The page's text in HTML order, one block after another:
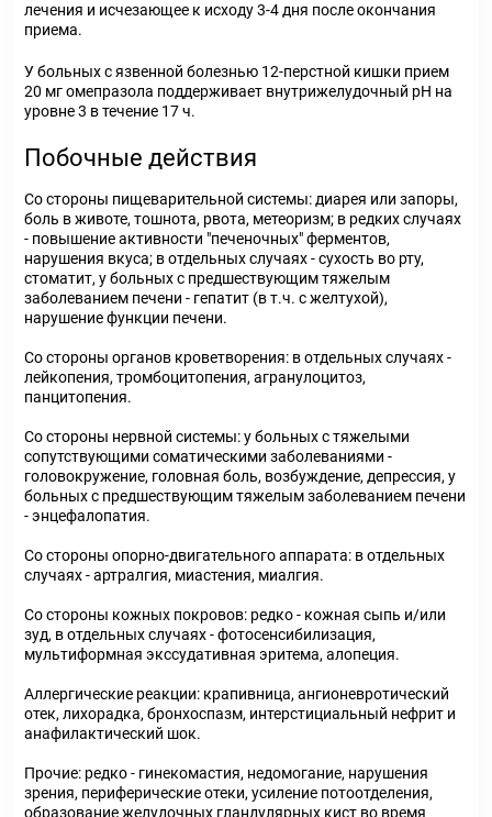
лечения и исчезающее к исходу 3-4 дня после окончания
приема.
У больных с язвенной болезнью 12-перстной кишки прием
20 мг омепразола поддерживает внутрижелудочный pH на
уровне 3 в течение 17 ч.
Побочные действия
Со стороны пищеварительной системы: диарея или запоры,
боль в животе, тошнота, рвота, метеоризм; в редких случаях
- повышение активности "печеночных" ферментов,
нарушения вкуса; в отдельных случаях - сухость во рту,
стоматит, у больных с предшествующим тяжелым
заболеванием печени - гепатит (в т.ч. с желтухой),
нарушение функции печени.
Со стороны органов кроветворения: в отдельных случаях -
лейкопения, тромбоцитопения, агранулоцитоз,
панцитопения.
Со стороны нервной системы: у больных с тяжелыми
сопутствующими соматическими заболеваниями -
головокружение, головная боль, возбуждение, депрессия, у
больных с предшествующим тяжелым заболеванием печени
- энцефалопатия.
Со стороны опорно-двигательного аппарата: в отдельных
случаях - артралгия, миастения, миалгия.
Со стороны кожных покровов: редко - кожная сыпь и/или
зуд, в отдельных случаях - фотосенсибилизация,
мультиформная экссудативная эритема, алопеция.
Аллергические реакции: крапивница, ангионевротический
отек, лихорадка, бронхоспазм, интерстициальный нефрит и
анафилактический шок.
Прочие: редко - гинекомастия, недомогание, нарушения
зрения, периферические отеки, усиление потоотделения,
образование желудочных гландулярных кист во время